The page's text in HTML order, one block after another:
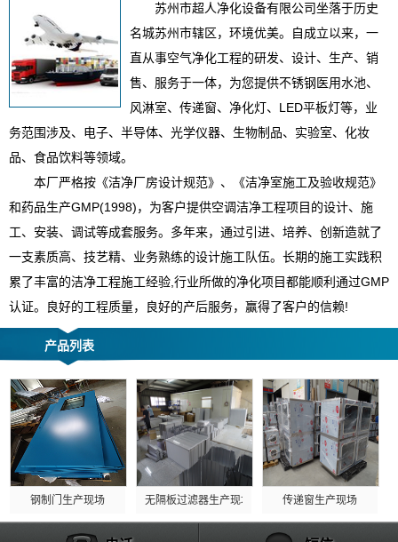
苏州市超人净化设备有限公司坐落于历史
名城苏州市辖区，环境优美。自成立以来，一
直从事空气净化工程的研发、设计、生产、销
售、服务于一体，为您提供不锈钢医用水池、
风淋室、传递窗、净化灯、LED平板灯等，业
务范围涉及、电子、半导体、光学仪器、生物制品、实验室、化妆
品、食品饮料等领域。
本厂严格按《洁净厂房设计规范》、《洁净室施工及验收规范》
和药品生产GMP(1998)，为客户提供空调洁净工程项目的设计、施
工、安装、调试等成套服务。多年来，通过引进、培养、创新造就了
一支素质高、技艺精、业务熟练的设计施工队伍。长期的施工实践积
累了丰富的洁净工程施工经验,行业所做的净化项目都能顺利通过GMP
认证。良好的工程质量，良好的产后服务，赢得了客户的信赖!
产品列表
钢制门生产现场 无隔板过滤器生产现场 传递窗生产现场